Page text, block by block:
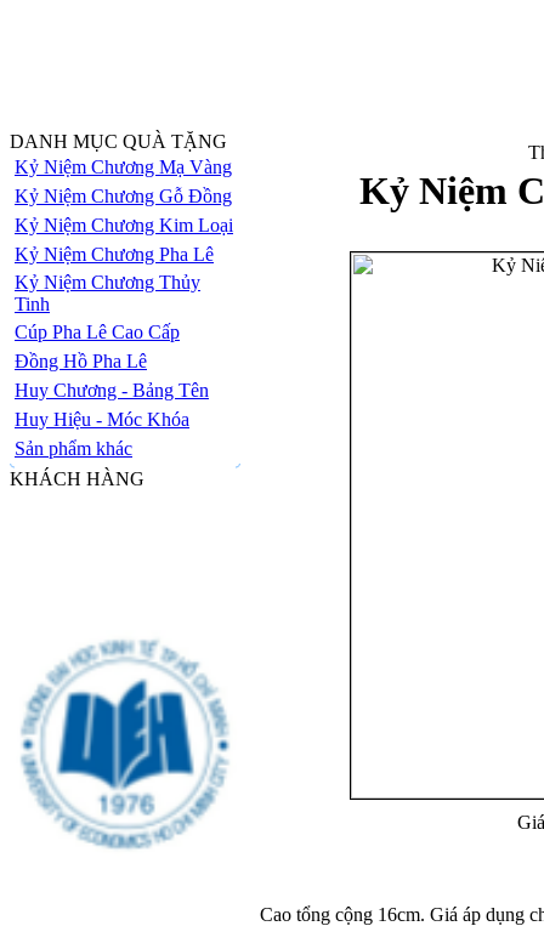
DANH MỤC QUÀ TẶNG
Kỷ Niệm Chương Mạ Vàng
Kỷ Niệm Chương Gỗ Đồng
Kỷ Niệm Chương Kim Loại
Kỷ Niệm Chương Pha Lê
Kỷ Niệm Chương Thủy
Tinh
Cúp Pha Lê Cao Cấp
Đồng Hồ Pha Lê
Huy Chương - Bảng Tên
Huy Hiệu - Móc Khóa
Sản phẩm khác
KHÁCH HÀNG
Kỷ Niệm
Cao tổng cộng 16cm. Giá áp dụng